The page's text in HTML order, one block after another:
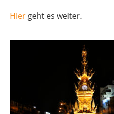
Hier geht es weiter.